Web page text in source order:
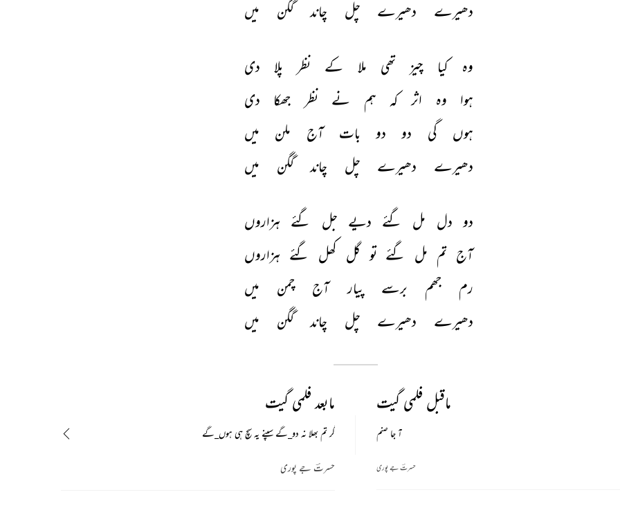
دھیرے
دھیرے چل چاند گگن میں
وہ کیا چیز تھی ملا کے نظر پلا
دی
ہوا
وہ اثر کہ ہم نے نظر جھکا
دی
ہوں
گی دو دو بات آج ملن
میں
دھیرے
دھیرے چل چاند گگن میں
دو دل مل گئے دیے جل گئے ہزاروں
آج تم مل گئے تو گل کھل گئے ہزاروں
رم
جھم برسے پیار آج چمن
میں
دھیرے
دھیرے چل چاند گگن میں
مابعد فلمی گیت
گر تم بھلا نہ دو_گے سپنے یہ سچ ہی ہوں_گے
حسرتؔ جے پوری
ماقبل فلمی گیت
آ جا صنم
حسرتؔ جے پوری